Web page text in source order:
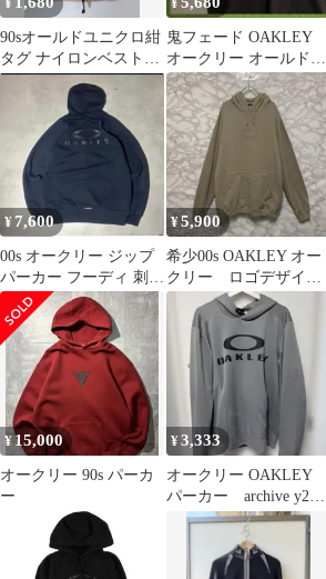
¥
90sオールドユニクロ紺
タグ ナイロンベスト
XL Y2Kテック系デッド
¥
鬼フェード OAKLEY
オークリー オールドデ
ザイン Tシャツtシャツ
黒
¥ 7,600
00s オークリー ジップ
パーカー フーディ 刺繍
ロゴ y2k
¥5,900
希少00s OAKLEY オー
クリー ロゴデザイン
パーカー 刺繍 テッ
ク系
¥15,000
オークリー 90s パーカ
ー
¥3,333
オークリー OAKLEY
パーカー archive y2k
テック